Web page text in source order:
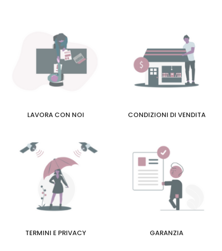
LAVORA CON NOI CONDIZIONI DI VENDITA
TERMINI E PRIVACY GARANZIA